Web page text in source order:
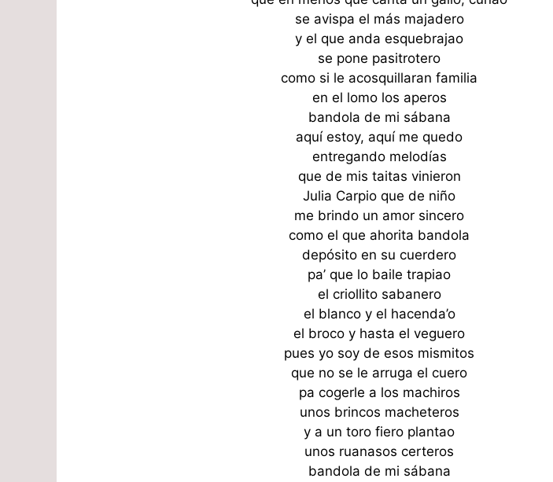
se avispa el más majadero
y el que anda esquebrajao
se pone pasitrotero
como si le acosquillaran familia
en el lomo los aperos
bandola de mi sábana
aquí estoy, aquí me quedo
entregando melodías
que de mis taitas vinieron
Julia Carpio que de niño
me brindo un amor sincero
como el que ahorita bandola
depósito en su cuerdero
pa’ que lo baile trapiao
el criollito sabanero
el blanco y el hacenda’o
el broco y hasta el veguero
pues yo soy de esos mismitos
que no se le arruga el cuero
pa cogerle a los machiros
unos brincos macheteros
y a un toro fiero plantao
unos ruanasos certeros
bandola de mi sábana